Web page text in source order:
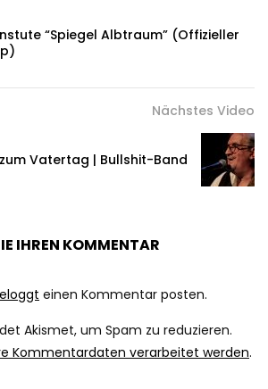
“Spiegel Albtraum” (Offizieller
Nächstes Video
Vatertag | Bullshit-Band
IHREN KOMMENTAR
einen Kommentar posten.
Akismet, um Spam zu reduzieren.
Kommentardaten verarbeitet werden.